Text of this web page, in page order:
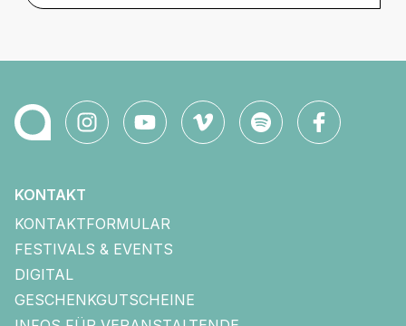
KONTAKT
KONTAKTFORMULAR
FESTIVALS & EVENTS
DIGITAL
GESCHENKGUTSCHEINE